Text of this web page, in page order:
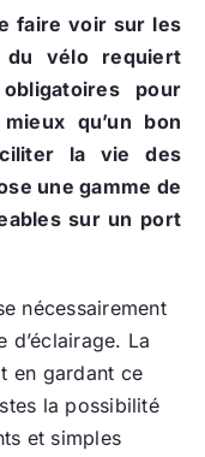
faire voir sur les
du vélo requiert
pour
qu’un bon
la vie des
une gamme de
sur un port
nécessairement
d’éclairage. La
en gardant ce
la possibilité
et simples